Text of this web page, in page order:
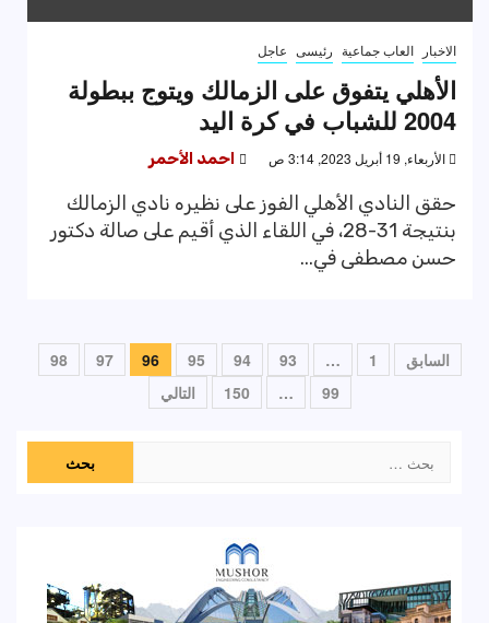
الاخبار العاب جماعية رئيسى عاجل
الأهلي يتفوق على الزمالك ويتوج ببطولة
2004 للشباب في كرة اليد
الأربعاء, 19 أبريل 2023, 3:14 ص احمد الأحمر
حقق النادي الأهلي الفوز على نظيره نادي الزمالك
بنتيجة 31-28، في اللقاء الذي أقيم على صالة دكتور
حسن مصطفى في...
تعدد
السابق 1
…
93
94
95
96
97
98
99
…
150 التالي
عن: